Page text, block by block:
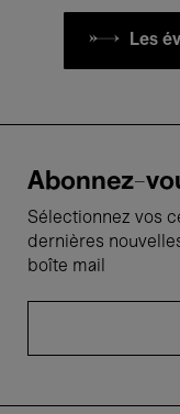
Les
Abonnez-
Sélectionnez vos
dernières
boîte mail